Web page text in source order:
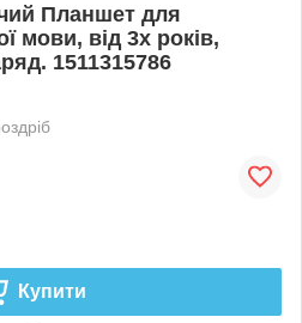
Планшет для
мови, від 3х років,
1511315786
Купити